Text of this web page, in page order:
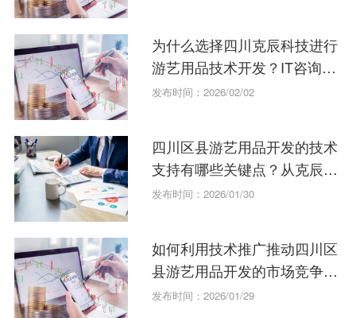
为什么选择四川克辰科技进行
游艺用品技术开发？IT咨询指
南。
发布时间：2026/02/02
四川区县游艺用品开发的技术
支持有哪些关键点？从克辰科
技案例学起
发布时间：2026/01/30
如何利用技术推广推动四川区
县游艺用品开发的市场竞争
力？
发布时间：2026/01/29